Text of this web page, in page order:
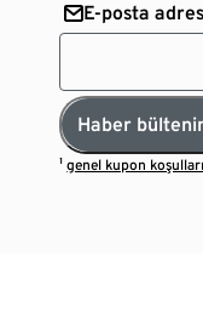
E-posta
Haber
¹genel kupon koşulları